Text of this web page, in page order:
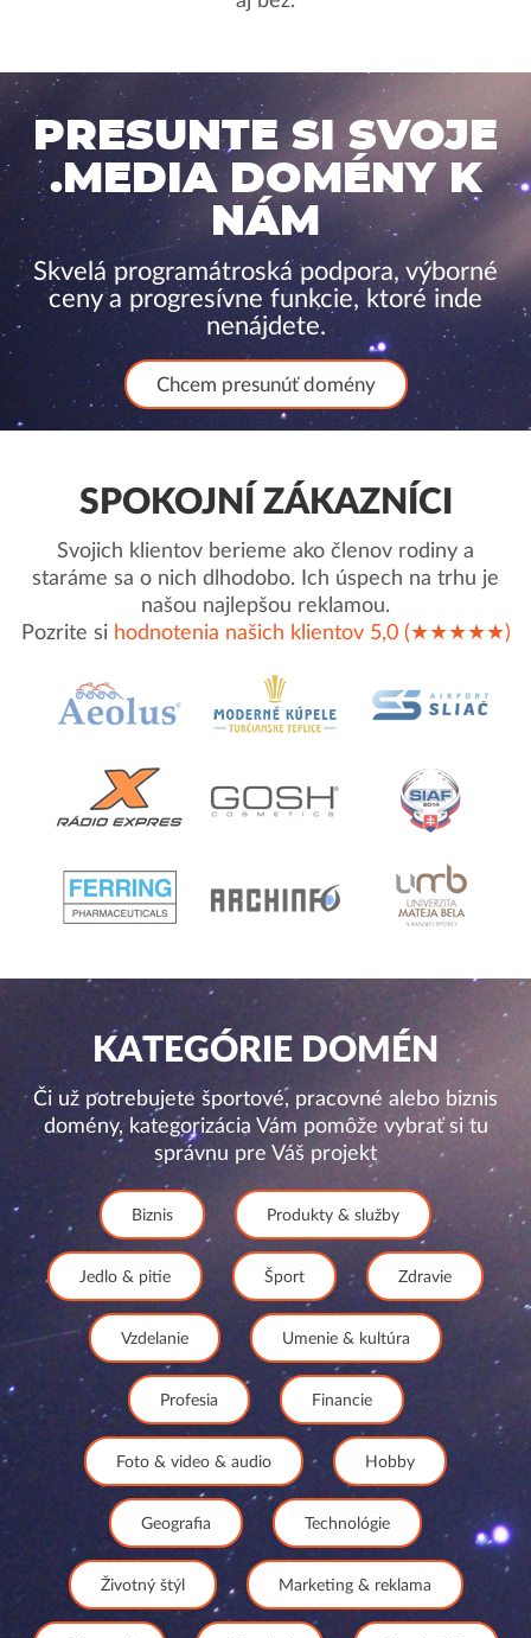
PRESUNTE SI SVOJE
.MEDIA DOMÉNY K
NÁM
Skvelá programátroská podpora, výborné
ceny a progresívne funkcie, ktoré inde
nenájdete.
Chcem presunúť domény
SPOKOJNÍ ZÁKAZNÍCI
Svojich klientov berieme ako členov rodiny a
staráme sa o nich dlhodobo. Ich úspech na trhu je
našou najlepšou reklamou.
Pozrite si hodnotenia našich klientov 5,0 (★★★★★)
KATEGÓRIE DOMÉN
Či už potrebujete športové, pracovné alebo biznis
domény, kategorizácia Vám pomôže vybrať si tu
správnu pre Váš projekt
Biznis Produkty & služby
Jedlo & pitie Šport Zdravie
Vzdelanie Umenie & kultúra
Profesia Financie
Foto & video & audio Hobby
Geografia Technológie
Životný štýl Marketing & reklama